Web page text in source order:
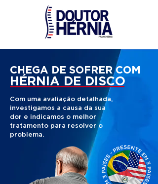
CHEGA DE SOFRER COM
HÉRNIA DE DISCO
Com uma avaliação detalhada,
investigamos a causa da sua
dor e indicamos o melhor
tratamento para resolver o
problema.